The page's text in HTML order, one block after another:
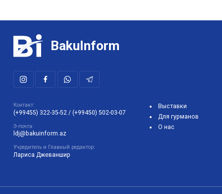
BakuInform
Контакт:
(+99455) 322-35-52 / (+99450) 502-03-07
Э-почта:
ldj@bakuinform.az
Учредитель и Главный редактор:
Лариса Джеваншир
Выставки
Для гурманов
О нас